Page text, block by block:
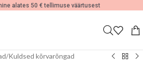
alates 50 € tellimuse väärtusest
/Kuldsed kõrvarõngad